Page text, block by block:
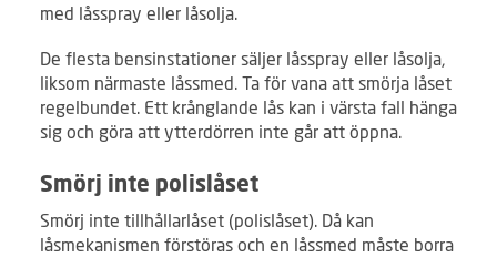
med låsspray eller låsolja.
De flesta bensinstationer säljer låsspray eller låsolja,
liksom närmaste låssmed. Ta för vana att smörja låset
regelbundet. Ett krånglande lås kan i värsta fall hänga
sig och göra att ytterdörren inte går att öppna.
Smörj inte polislåset
Smörj inte tillhållarlåset (polislåset). Då kan
låsmekanismen förstöras och en låssmed måste borra